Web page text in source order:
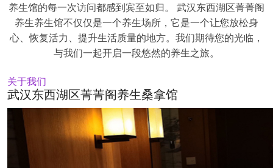
养生馆的每一次访问都感到宾至如归。 武汉东西湖区菁菁阁
养生养生馆不仅仅是一个养生场所，它是一个让您放松身
心、恢复活力、提升生活质量的地方。我们期待您的光临，
与我们一起开启一段悠然的养生之旅。
关于我们
武汉东西湖区菁菁阁养生桑拿馆